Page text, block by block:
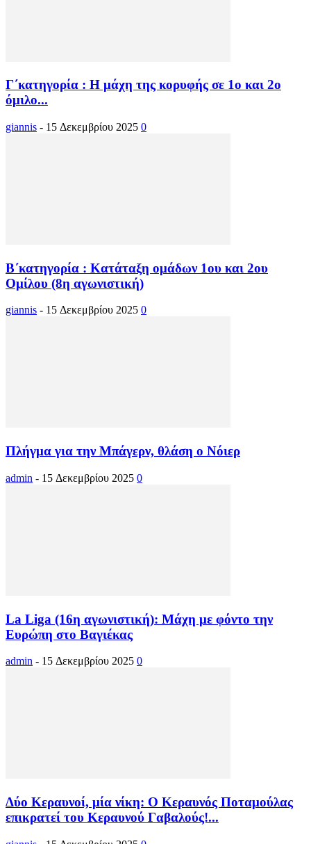
Γ΄κατηγορία : Η μάχη της κορυφής σε 1ο και 2ο
όμιλο...
giannis - 15 Δεκεμβρίου 2025 0
Β΄κατηγορία : Κατάταξη ομάδων 1ου και 2ου
Ομίλου (8η αγωνιστική)
giannis - 15 Δεκεμβρίου 2025 0
Πλήγμα για την Μπάγερν, θλάση ο Νόιερ
admin - 15 Δεκεμβρίου 2025 0
La Liga (16η αγωνιστική): Μάχη με φόντο την
Ευρώπη στο Βαγιέκας
admin - 15 Δεκεμβρίου 2025 0
Δύο Κεραυνοί, μία νίκη: Ο Κεραυνός Ποταμούλας
επικρατεί του Κεραυνού Γαβαλούς!...